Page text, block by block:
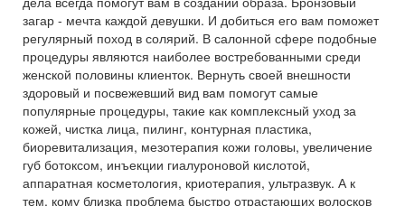
загар - мечта каждой девушки. И добиться его вам поможет
регулярный поход в солярий. В салонной сфере подобные
процедуры являются наиболее востребованными среди
женской половины клиенток. Вернуть своей внешности
здоровый и посвежевший вид вам помогут самые
популярные процедуры, такие как комплексный уход за
кожей, чистка лица, пилинг, контурная пластика,
биоревитализация, мезотерапия кожи головы, увеличение
губ ботоксом, инъекции гиалуроновой кислотой,
аппаратная косметология, криотерапия, ультразвук. А к
тем, кому близка проблема быстро отрастающих волосков